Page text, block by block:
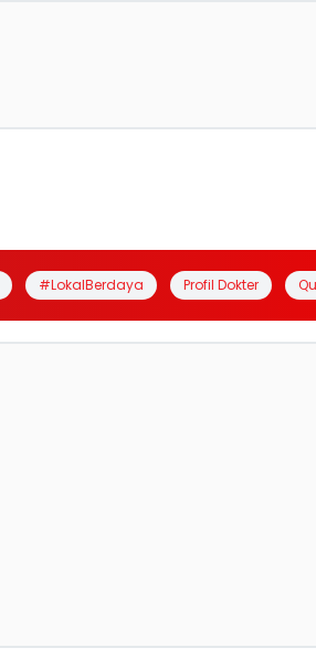
#LokalBerdaya Profil Dokter